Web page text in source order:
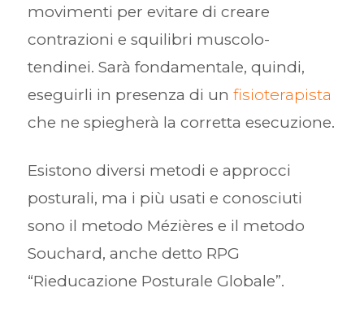
movimenti per evitare di creare
contrazioni e squilibri muscolo-
tendinei. Sarà fondamentale, quindi,
eseguirli in presenza di un fisioterapista
che ne spiegherà la corretta esecuzione.
Esistono diversi metodi e approcci
posturali, ma i più usati e conosciuti
sono il metodo Mézières e il metodo
Souchard, anche detto RPG
“Rieducazione Posturale Globale”.